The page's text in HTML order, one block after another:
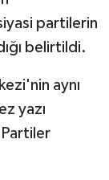
partilerin
belirtildi.
aynı
yazı